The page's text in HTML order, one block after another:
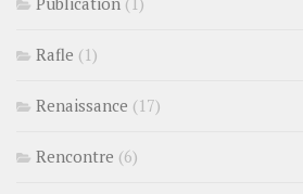
Rafle (1)
Renaissance (17)
Rencontre (6)